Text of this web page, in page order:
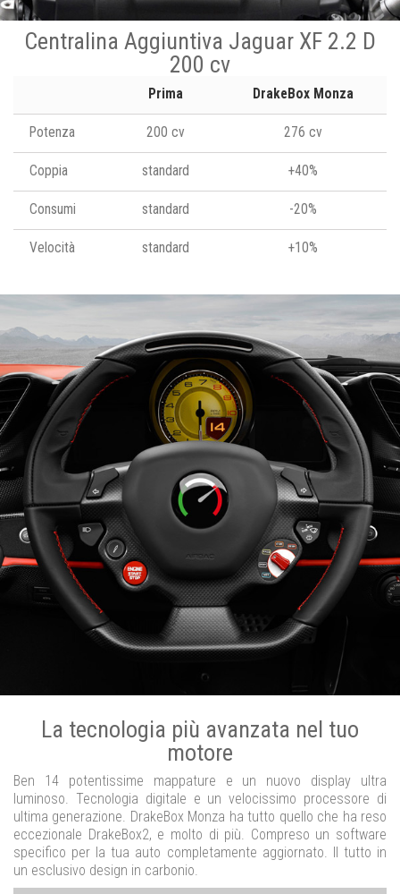
Centralina Aggiuntiva Jaguar XF 2.2 D
200 cv
Prima DrakeBox Monza
Potenza 200 cv 276 cv
Coppia standard +40%
Consumi standard -20%
Velocità standard +10%
La tecnologia più avanzata nel tuo
motore
Ben 14 potentissime mappature e un nuovo display ultra
luminoso. Tecnologia digitale e un velocissimo processore di
ultima generazione. DrakeBox Monza ha tutto quello che ha reso
eccezionale DrakeBox2, e molto di più. Compreso un software
specifico per la tua auto completamente aggiornato. Il tutto in
un esclusivo design in carbonio.